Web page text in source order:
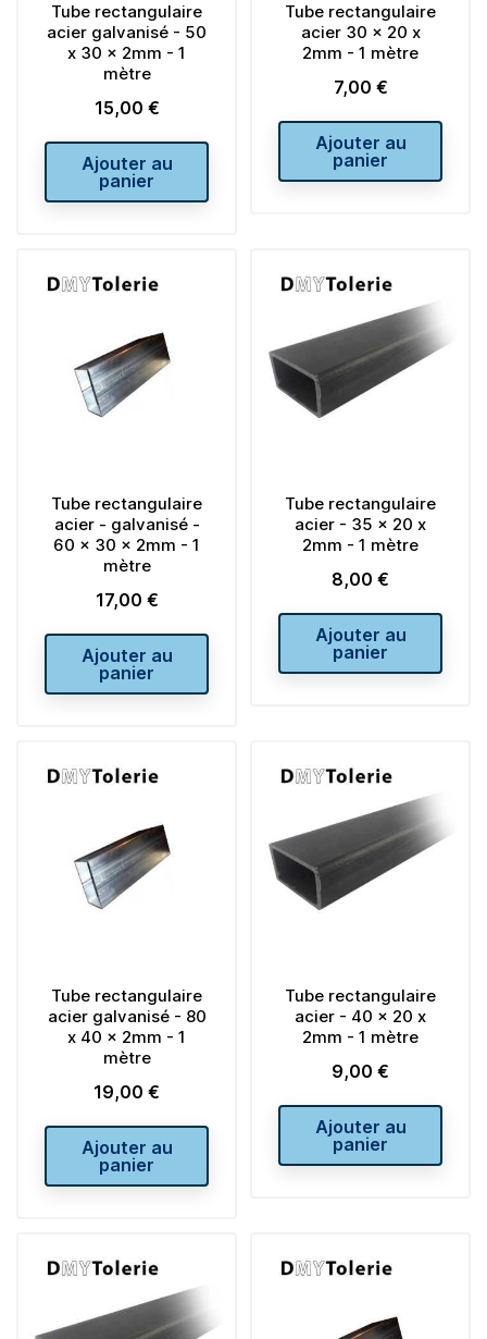
Tube rectangulaire
acier galvanisé - 50
x 30 x 2mm - 1
mètre
Prix
15,00 €
Ajouter au
panier
Tube rectangulaire
acier 30 x 20 x
2mm - 1 mètre
Prix
7,00 €
Ajouter au
panier
Tube rectangulaire
acier - galvanisé -
60 x 30 x 2mm - 1
mètre
Prix
17,00 €
Ajouter au
panier
Tube rectangulaire
acier - 35 x 20 x
2mm - 1 mètre
Prix
8,00 €
Ajouter au
panier
Tube rectangulaire
acier galvanisé - 80
x 40 x 2mm - 1
mètre
Prix
19,00 €
Ajouter au
panier
Tube rectangulaire
acier - 40 x 20 x
2mm - 1 mètre
Prix
9,00 €
Ajouter au
panier